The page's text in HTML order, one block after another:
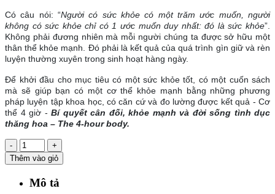
Có câu nói: “Người có sức khỏe có một trăm ước muốn, người
không có sức khỏe chỉ có 1 ước muốn duy nhất: đó là sức khỏe”.
Không phải đương nhiên mà mỗi người chúng ta được sở hữu một
thân thể khỏe mạnh. Đó phải là kết quả của quá trình gìn giữ và rèn
luyện thường xuyên trong sinh hoạt hàng ngày.
Để khởi đầu cho mục tiêu có một sức khỏe tốt, có một cuốn sách
mà sẽ giúp bạn có một cơ thể khỏe mạnh bằng những phương
pháp luyện tập khoa học, có căn cứ và đo lường được kết quả - Cơ
thể 4 giờ - Bí quyết cân đối, khỏe mạnh và đời sống tình dục
thăng hoa – The 4-hour body.
-
+
Thêm vào giỏ
Mô tả